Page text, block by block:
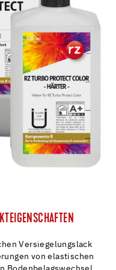
Versiegelungslack
von elastischen